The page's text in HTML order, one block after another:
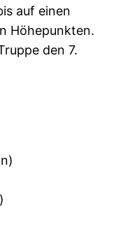
auf einen
Höhepunkten.
den 7.